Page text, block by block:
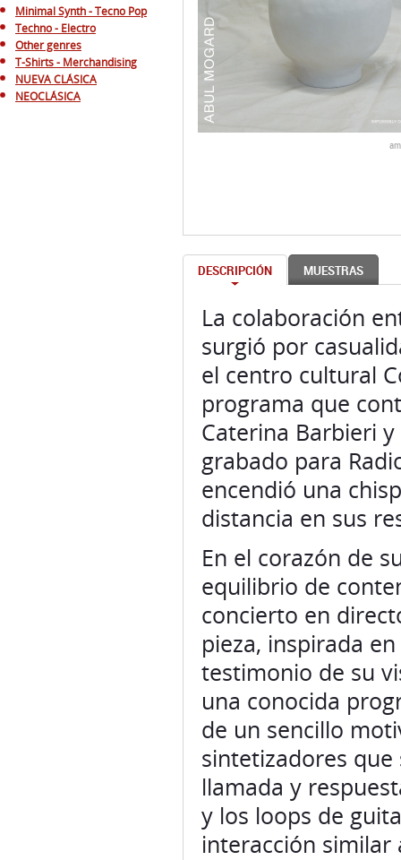
Minimal Synth - Tecno Pop
Techno - Electro
Other genres
T-Shirts - Merchandising
NUEVA CLÁSICA
NEOCLÁSICA
DESCRIPCIÓN MUESTRAS
La colaboración
surgió por
el centro cultural
programa que
Caterina Barbieri
grabado para
encendió una
distancia en sus
En el corazón de
equilibrio de
concierto en
pieza, inspirada
testimonio de su
una conocida
de un sencillo
sintetizadores
llamada y
y los loops de
interacción similar